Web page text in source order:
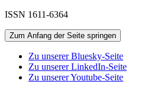
ISSN 1611-6364
Zum Anfang der Seite springen
Zu unserer Bluesky-Seite
Zu unserer LinkedIn-Seite
Zu unserer Youtube-Seite